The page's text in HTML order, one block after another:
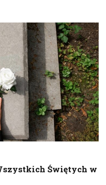
Świętych w